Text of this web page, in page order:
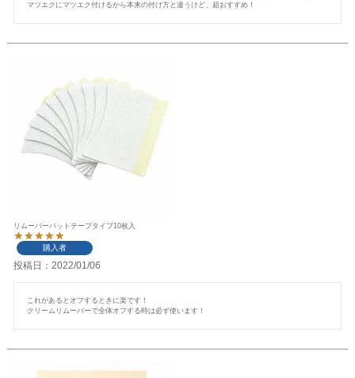
マツエクにマツエク付けるから本来の付け方と違うけど、超おすすめ！
リムーバーパットテープタイプ10枚入
購入者
投稿日 2022/01/06
これがあるとオフするときに楽です！
クリームリムーバーで全体オフする時は必ず使います！